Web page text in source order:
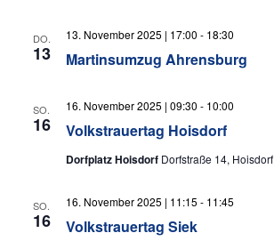
DO.
13 Martinsumzug Ahrensburg
13. November 2025 | 17:00 - 18:30
SO.
16 Volkstrauertag Hoisdorf
16. November 2025 | 09:30 - 10:00
Dorfplatz Hoisdorf Dorfstraße 14, Hoisdorf
SO.
16 Volkstrauertag Siek
16. November 2025 | 11:15 - 11:45